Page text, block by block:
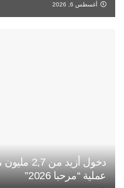
أغسطس 6, 2026
دخول أزيد
عملية “مرحبا 2026”